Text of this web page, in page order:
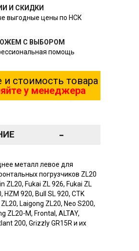
И СКИДКИ
выгодные цены по НСК
С ВЫБОРОМ
помощь
и стоимость товара
у менеджера
-
металл левое для
погрузчиков ZL20
ZL20, Fukai ZL 926, Fukai ZL
HZM 920, Bull SL 920, CTK
Laigong ZL20, Neo S200,
ZL20-M, Frontal, ALTAY,
200, Grizzly GR15R и их